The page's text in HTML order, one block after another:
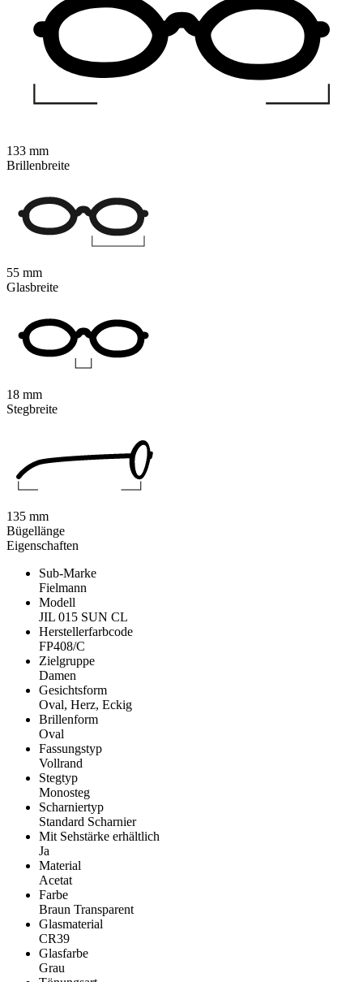
Eigenschaften
Sub-Marke
Fielmann
Modell
JIL 015 SUN CL
Herstellerfarbcode
FP408/C
Zielgruppe
Damen
Gesichtsform
Oval, Herz, Eckig
Brillenform
Oval
Fassungstyp
Vollrand
Stegtyp
Monosteg
Scharniertyp
Standard Scharnier
Mit Sehstärke erhältlich
Ja
Material
Acetat
Farbe
Braun Transparent
Glasmaterial
CR39
Glasfarbe
Grau
133 mm
Brillenbreite
55 mm
Glasbreite
18 mm
Stegbreite
135 mm
Bügellänge